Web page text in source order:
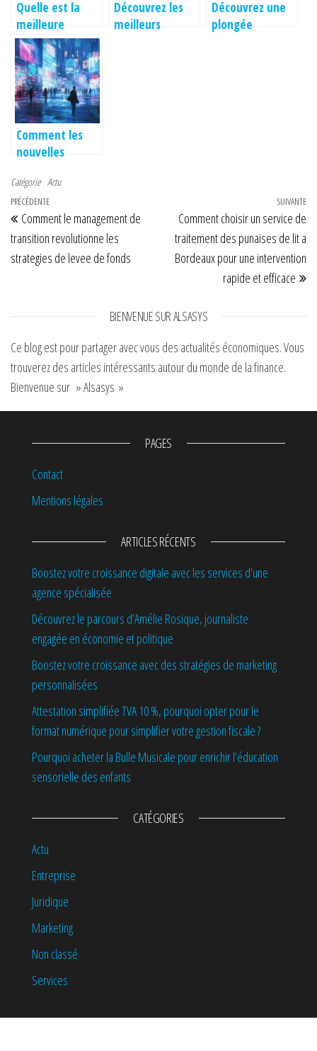
Quelle est la
meilleure
matière pour un
tapis de salon ?
Découvrez les
meilleurs
Découvrez une
plongée
Comment les
nouvelles
transforment
notre quotidien
Catégorie Actu
Navigation de l’article
Article précédent
PRÉCÉDENTE
Comment le management de
transition revolutionne les
strategies de levee de fonds
SUIVANTE
Comment choisir un service de
traitement des punaises de lit a
Bordeaux pour une intervention
rapide et efficace
BIENVENUE SUR ALSASYS
Ce blog est pour partager avec vous des actualités économiques. Vous
trouverez des articles intéressants autour du monde de la finance.
Bienvenue sur » Alsasys »
PAGES
Contact
Mentions légales
ARTICLES RÉCENTS
Boostez votre croissance digitale avec les services d’une
agence spécialisée
Découvrez le parcours d’Amélie Rosique, journaliste
engagée en économie et politique
Boostez votre croissance avec des stratégies de marketing
personnalisées
Attestation simplifiée TVA 10 %, pourquoi opter pour le
format numérique pour simplifier votre gestion fiscale ?
Pourquoi acheter la Bulle Musicale pour enrichir l’éducation
sensorielle des enfants
CATÉGORIES
Actu
Entreprise
Juridique
Marketing
Non classé
Services